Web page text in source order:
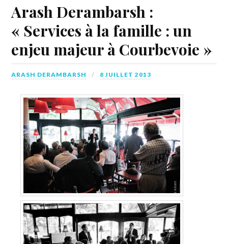
Arash Derambarsh :
« Services à la famille : un
enjeu majeur à Courbevoie »
ARASH DERAMBARSH 8 JUILLET 2013